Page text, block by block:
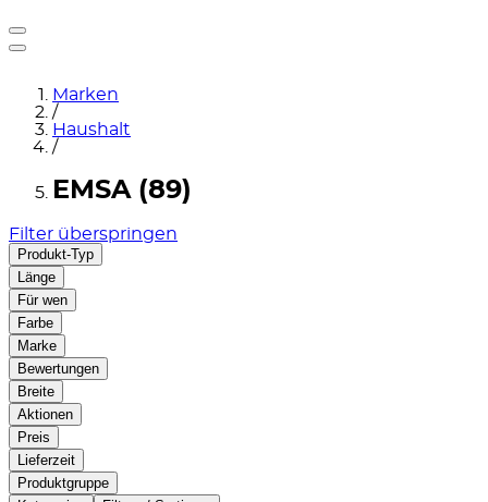
Marken
/
Haushalt
/
EMSA (89)
Filter überspringen
Produkt-Typ
Länge
Für wen
Farbe
Marke
Bewertungen
Breite
Aktionen
Preis
Lieferzeit
Produktgruppe